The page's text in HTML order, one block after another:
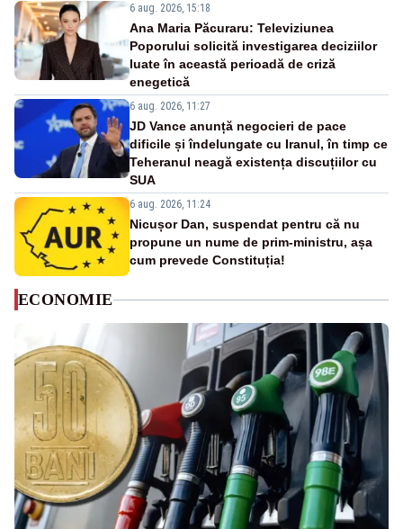
6 aug. 2026, 15:18
Ana Maria Păcuraru: Televiziunea
Poporului solicită investigarea deciziilor
luate în această perioadă de criză
enegetică
6 aug. 2026, 11:27
JD Vance anunță negocieri de pace
dificile și îndelungate cu Iranul, în timp ce
Teheranul neagă existența discuțiilor cu
SUA
6 aug. 2026, 11:24
Nicușor Dan, suspendat pentru că nu
propune un nume de prim-ministru, așa
cum prevede Constituția!
ECONOMIE